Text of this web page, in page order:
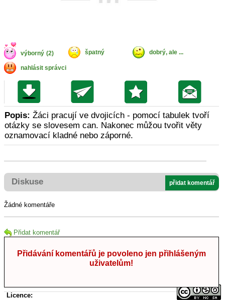
výborný (2) špatný dobrý, ale ...
nahlásit správci
Popis: Žáci pracují ve dvojicích - pomocí tabulek tvoří
otázky se slovesem can. Nakonec můžou tvořit věty
oznamovací kladné nebo záporné.
Diskuse přidat komentář
Žádné komentáře
Přidat komentář
Přidávání komentářů je povoleno jen přihlášeným
uživatelům!
Licence: